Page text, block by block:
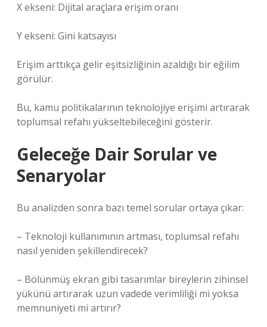
X ekseni: Dijital araçlara erişim oranı
Y ekseni: Gini katsayısı
Erişim arttıkça gelir eşitsizliğinin azaldığı bir eğilim
görülür.
Bu, kamu politikalarının teknolojiye erişimi artırarak
toplumsal refahı yükseltebileceğini gösterir.
Geleceğe Dair Sorular ve
Senaryolar
Bu analizden sonra bazı temel sorular ortaya çıkar:
– Teknoloji kullanımının artması, toplumsal refahı
nasıl yeniden şekillendirecek?
– Bölünmüş ekran gibi tasarımlar bireylerin zihinsel
yükünü artırarak uzun vadede verimliliği mi yoksa
memnuniyeti mi artırır?